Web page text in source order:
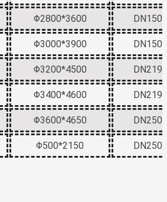
Φ2800*3600 DN150
Φ3000*3900 DN150
Φ3200*4500 DN219
Φ3400*4600 DN219
Φ3600*4650 DN250
Φ500*2150 DN250